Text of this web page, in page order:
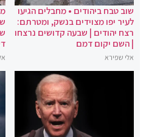
שוב טבח ביהודים • מחבלים הגיעו
לעיר יפו מצוידים בנשק, ומטרתם:
רצח יהודים | שבעה קדושים נרצחו
| השם יקום דמם
אלי שפירא